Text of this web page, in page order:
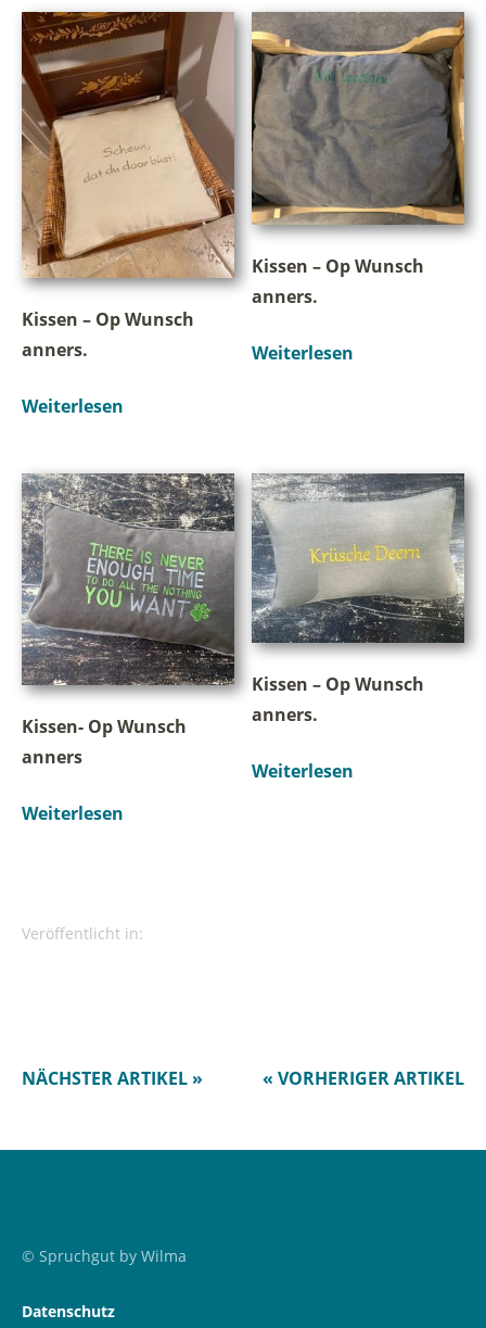
Kissen – Op Wunsch
anners.
Weiterlesen
Kissen – Op Wunsch
anners.
Weiterlesen
Kissen- Op Wunsch
anners
Weiterlesen
Kissen – Op Wunsch
anners.
Weiterlesen
Veröffentlicht in:
NÄCHSTER ARTIKEL » « VORHERIGER ARTIKEL
© Spruchgut by Wilma
Datenschutz